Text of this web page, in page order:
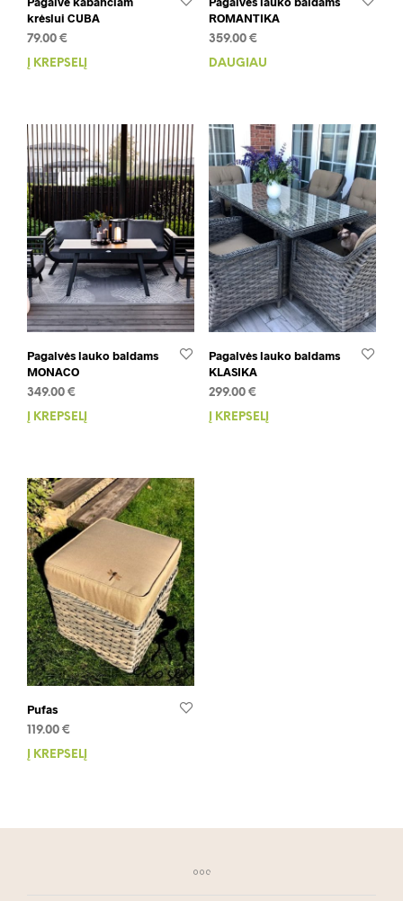
krėslui CUBA
79.00 €
Į KREPŠELĮ
ROMANTIKA
359.00 €
DAUGIAU
Pagalvės lauko baldams
MONACO
349.00 €
Į KREPŠELĮ
Pagalvės lauko baldams
KLASIKA
299.00 €
Į KREPŠELĮ
Pufas
119.00 €
Į KREPŠELĮ